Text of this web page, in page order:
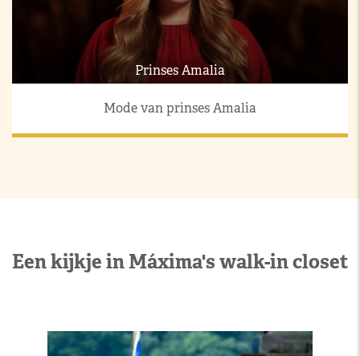
Prinses Amalia
Mode van prinses Amalia
Een kijkje in Máxima's walk-in closet